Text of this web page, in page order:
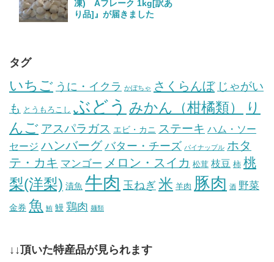
凍) Aフレーク 1kg[訳あ
り品]』が届きました
タグ
いちご うに・イクラ かぼちゃ さくらんぼ じゃがい
も とうもろこし ぶどう みかん（柑橘類）
り
んご アスパラガス エビ・カニ ステーキ ハム・ソー
セージ ハンバーグ バター・チーズ パイナップル ホタ
テ・カキ マンゴー メロン・スイカ 松茸 枝豆 柿 桃
梨(洋梨) 漬魚 牛肉 玉ねぎ 米 羊肉 豚肉 酒 野菜
金券 魚 鮪 鰻 鶏肉 麺類
↓↓頂いた特産品が見られます